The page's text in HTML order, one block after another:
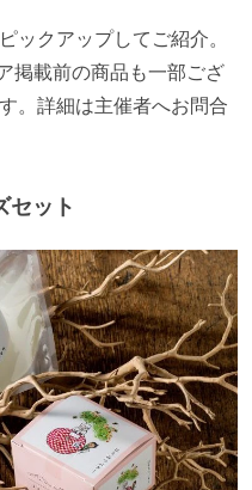
ックアップしてご紹介。
掲載前の商品も一部ござ
。詳細は主催者へお問合
セット